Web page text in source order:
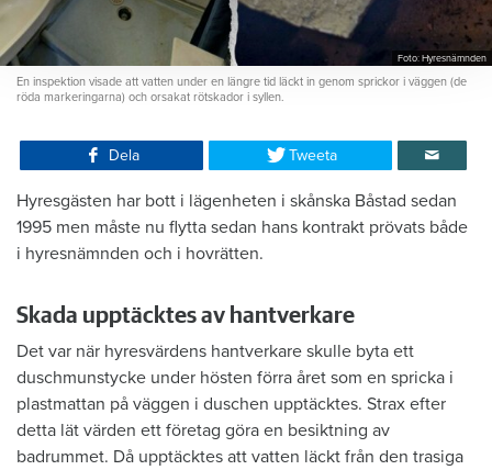
Foto: Hyresnämnden
En inspektion visade att vatten under en längre tid läckt in genom sprickor i väggen (de
röda markeringarna) och orsakat rötskador i syllen.
Dela Tweeta
Hyresgästen har bott i lägenheten i skånska Båstad sedan
1995 men måste nu flytta sedan hans kontrakt prövats både
i hyresnämnden och i hovrätten.
Skada upptäcktes av hantverkare
Det var när hyresvärdens hantverkare skulle byta ett
duschmunstycke under hösten förra året som en spricka i
plastmattan på väggen i duschen upptäcktes. Strax efter
detta lät värden ett företag göra en besiktning av
badrummet. Då upptäcktes att vatten läckt från den trasiga